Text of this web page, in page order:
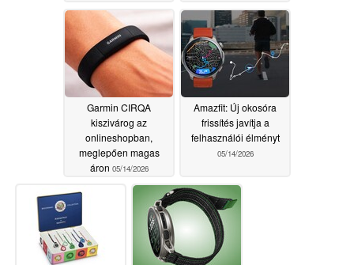
Garmin CIRQA
kiszivárog az
onlineshopban,
meglepően magas
áron 05/14/2026
Amazfit: Új okosóra
frissítés javítja a
felhasználói élményt
05/14/2026